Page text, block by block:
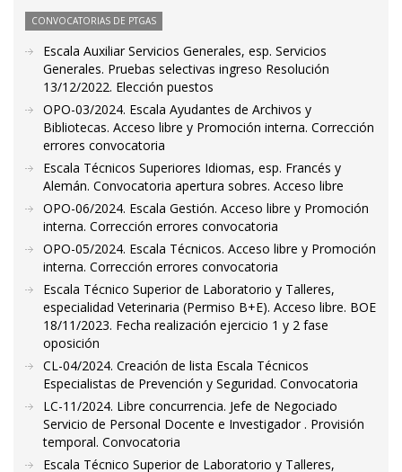
CONVOCATORIAS DE PTGAS
Escala Auxiliar Servicios Generales, esp. Servicios
Generales. Pruebas selectivas ingreso Resolución
13/12/2022. Elección puestos
OPO-03/2024. Escala Ayudantes de Archivos y
Bibliotecas. Acceso libre y Promoción interna. Corrección
errores convocatoria
Escala Técnicos Superiores Idiomas, esp. Francés y
Alemán. Convocatoria apertura sobres. Acceso libre
OPO-06/2024. Escala Gestión. Acceso libre y Promoción
interna. Corrección errores convocatoria
OPO-05/2024. Escala Técnicos. Acceso libre y Promoción
interna. Corrección errores convocatoria
Escala Técnico Superior de Laboratorio y Talleres,
especialidad Veterinaria (Permiso B+E). Acceso libre. BOE
18/11/2023. Fecha realización ejercicio 1 y 2 fase
oposición
CL-04/2024. Creación de lista Escala Técnicos
Especialistas de Prevención y Seguridad. Convocatoria
LC-11/2024. Libre concurrencia. Jefe de Negociado
Servicio de Personal Docente e Investigador . Provisión
temporal. Convocatoria
Escala Técnico Superior de Laboratorio y Talleres,